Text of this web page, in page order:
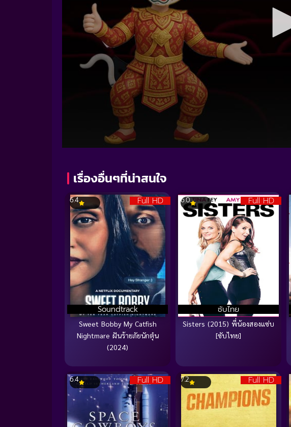
เรื่องอื่นๆที่น่าสนใจ
Full HD
Soundtrack
6.4
Sweet Bobby My Catfish
Nightmare ฝันร้ายภัยนักตุ๋น
(2024)
Full HD
ซับไทย
6.0
Sisters (2015) พี่น้องสองแซ่บ
[ซับไทย]
Full HD
6.4 Full HD
7.2